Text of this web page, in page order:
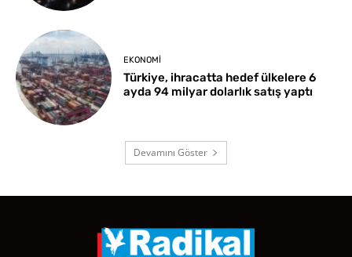
EKONOMI
Türkiye, ihracatta hedef ülkelere 6
ayda 94 milyar dolarlık satış yaptı
Devamını Göster